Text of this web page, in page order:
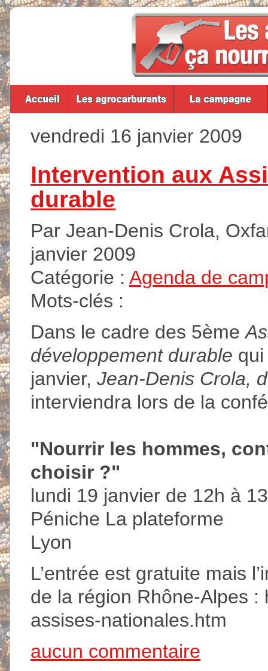
vendredi 16 janvier 2009
Intervention aux
durable
Par Jean-Denis Crola,
janvier 2009
Catégorie : Agenda de
Mots-clés :
Dans le cadre des 5ème
développement durable
janvier, Jean-Denis Crola,
interviendra lors de la
"Nourrir les hommes,
choisir ?"
lundi 19 janvier de 12h à
Péniche La plateforme
Lyon
L’entrée est gratuite mais
de la région Rhône-Alpes
assises-nationales.htm
aucun commentaire